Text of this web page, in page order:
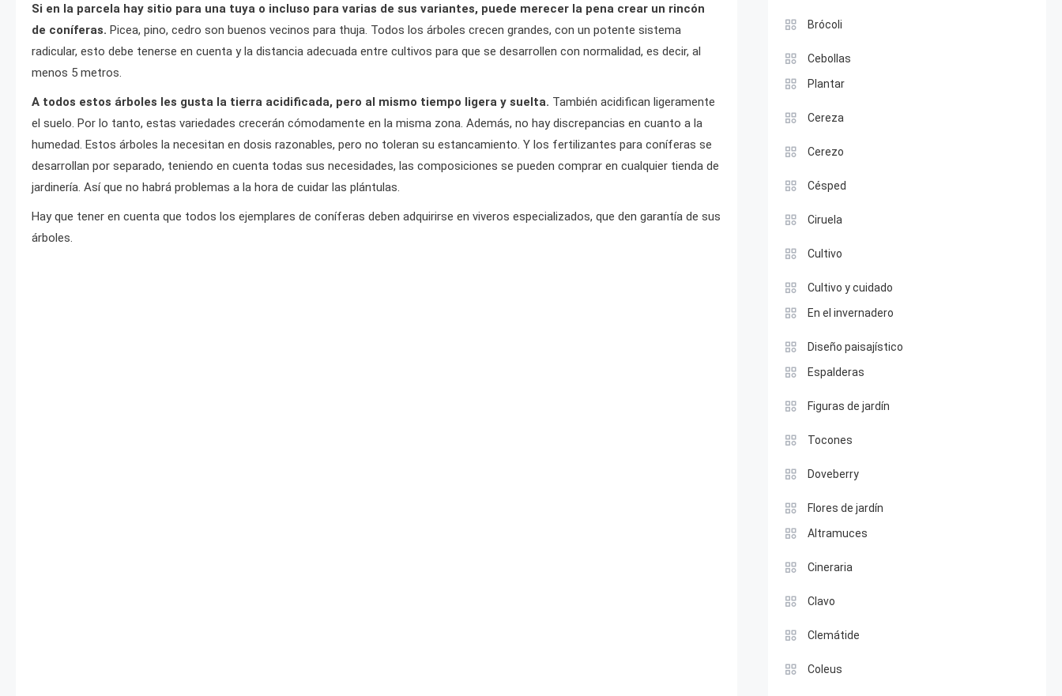
Si en la parcela hay sitio para una tuya o incluso para varias de sus variantes, puede merecer la pena crear un rincón
de coníferas. Picea, pino, cedro son buenos vecinos para thuja. Todos los árboles crecen grandes, con un potente sistema
radicular, esto debe tenerse en cuenta y la distancia adecuada entre cultivos para que se desarrollen con normalidad, es decir, al
menos 5 metros.
A todos estos árboles les gusta la tierra acidificada, pero al mismo tiempo ligera y suelta. También acidifican ligeramente
el suelo. Por lo tanto, estas variedades crecerán cómodamente en la misma zona. Además, no hay discrepancias en cuanto a la
humedad. Estos árboles la necesitan en dosis razonables, pero no toleran su estancamiento. Y los fertilizantes para coníferas se
desarrollan por separado, teniendo en cuenta todas sus necesidades, las composiciones se pueden comprar en cualquier tienda de
jardinería. Así que no habrá problemas a la hora de cuidar las plántulas.
Hay que tener en cuenta que todos los ejemplares de coníferas deben adquirirse en viveros especializados, que den garantía de sus
árboles.
Brócoli
Cebollas
Plantar
Cereza
Cerezo
Césped
Ciruela
Cultivo
Cultivo y cuidado
En el invernadero
Diseño paisajístico
Espalderas
Figuras de jardín
Tocones
Doveberry
Flores de jardín
Altramuces
Cineraria
Clavo
Clemátide
Coleus